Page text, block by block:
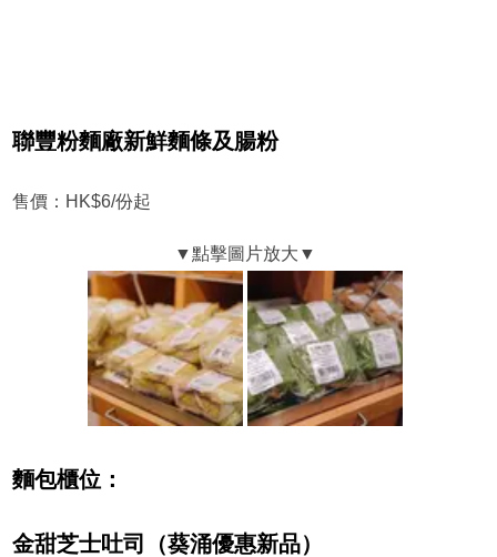
聯豐粉麵廠新鮮麵條及腸粉
售價：HK$6/份起
麵包櫃位：
金甜芝士吐司（葵涌優惠新品）